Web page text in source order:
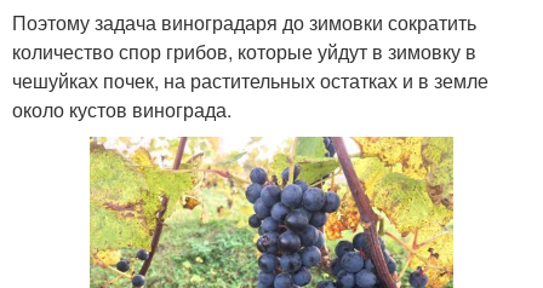
Поэтому задача виноградаря до зимовки сократить
количество спор грибов, которые уйдут в зимовку в
чешуйках почек, на растительных остатках и в земле
около кустов винограда.